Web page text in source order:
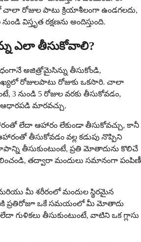
రోజుల పాటు క్రియాశీలంగా ఉండగలదు,
విస్తృత రక్షణను అందిస్తుంది.
ఎలా తీసుకోవాలి?
అజిత్రోమైసిన్ను తీసుకోండి,
రోజులపాటు రోజుకు ఒకసారి. చాలా
నుండి 5 రోజుల వరకు తీసుకోవడం,
మారవచ్చు.
లేదా ఆహారం లేకుండా తీసుకోవచ్చు, కానీ
తీసుకోవడం వల్ల కడుపు నొప్పిని
తీసుకుంటుంటే, ప్రతి మోతాదును కొలిచే
తద్వారా మందులు సమానంగా పంపిణీ
మరియు మీ శరీరంలో మందుల స్థిరమైన
ప్రతిరోజూ ఒకే సమయంలో మీ మోతాదు
గుళికలు తీసుకుంటుంటే, వాటిని ఒక గ్లాసు